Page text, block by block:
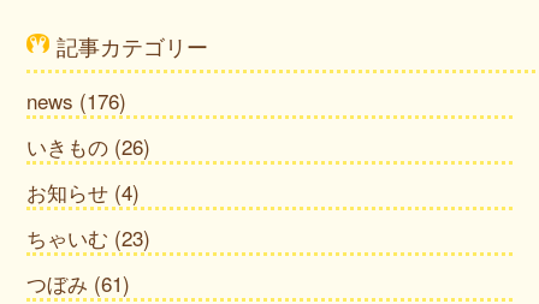
記事カテゴリー
news (176)
いきもの (26)
お知らせ (4)
ちゃいむ (23)
つぼみ (61)